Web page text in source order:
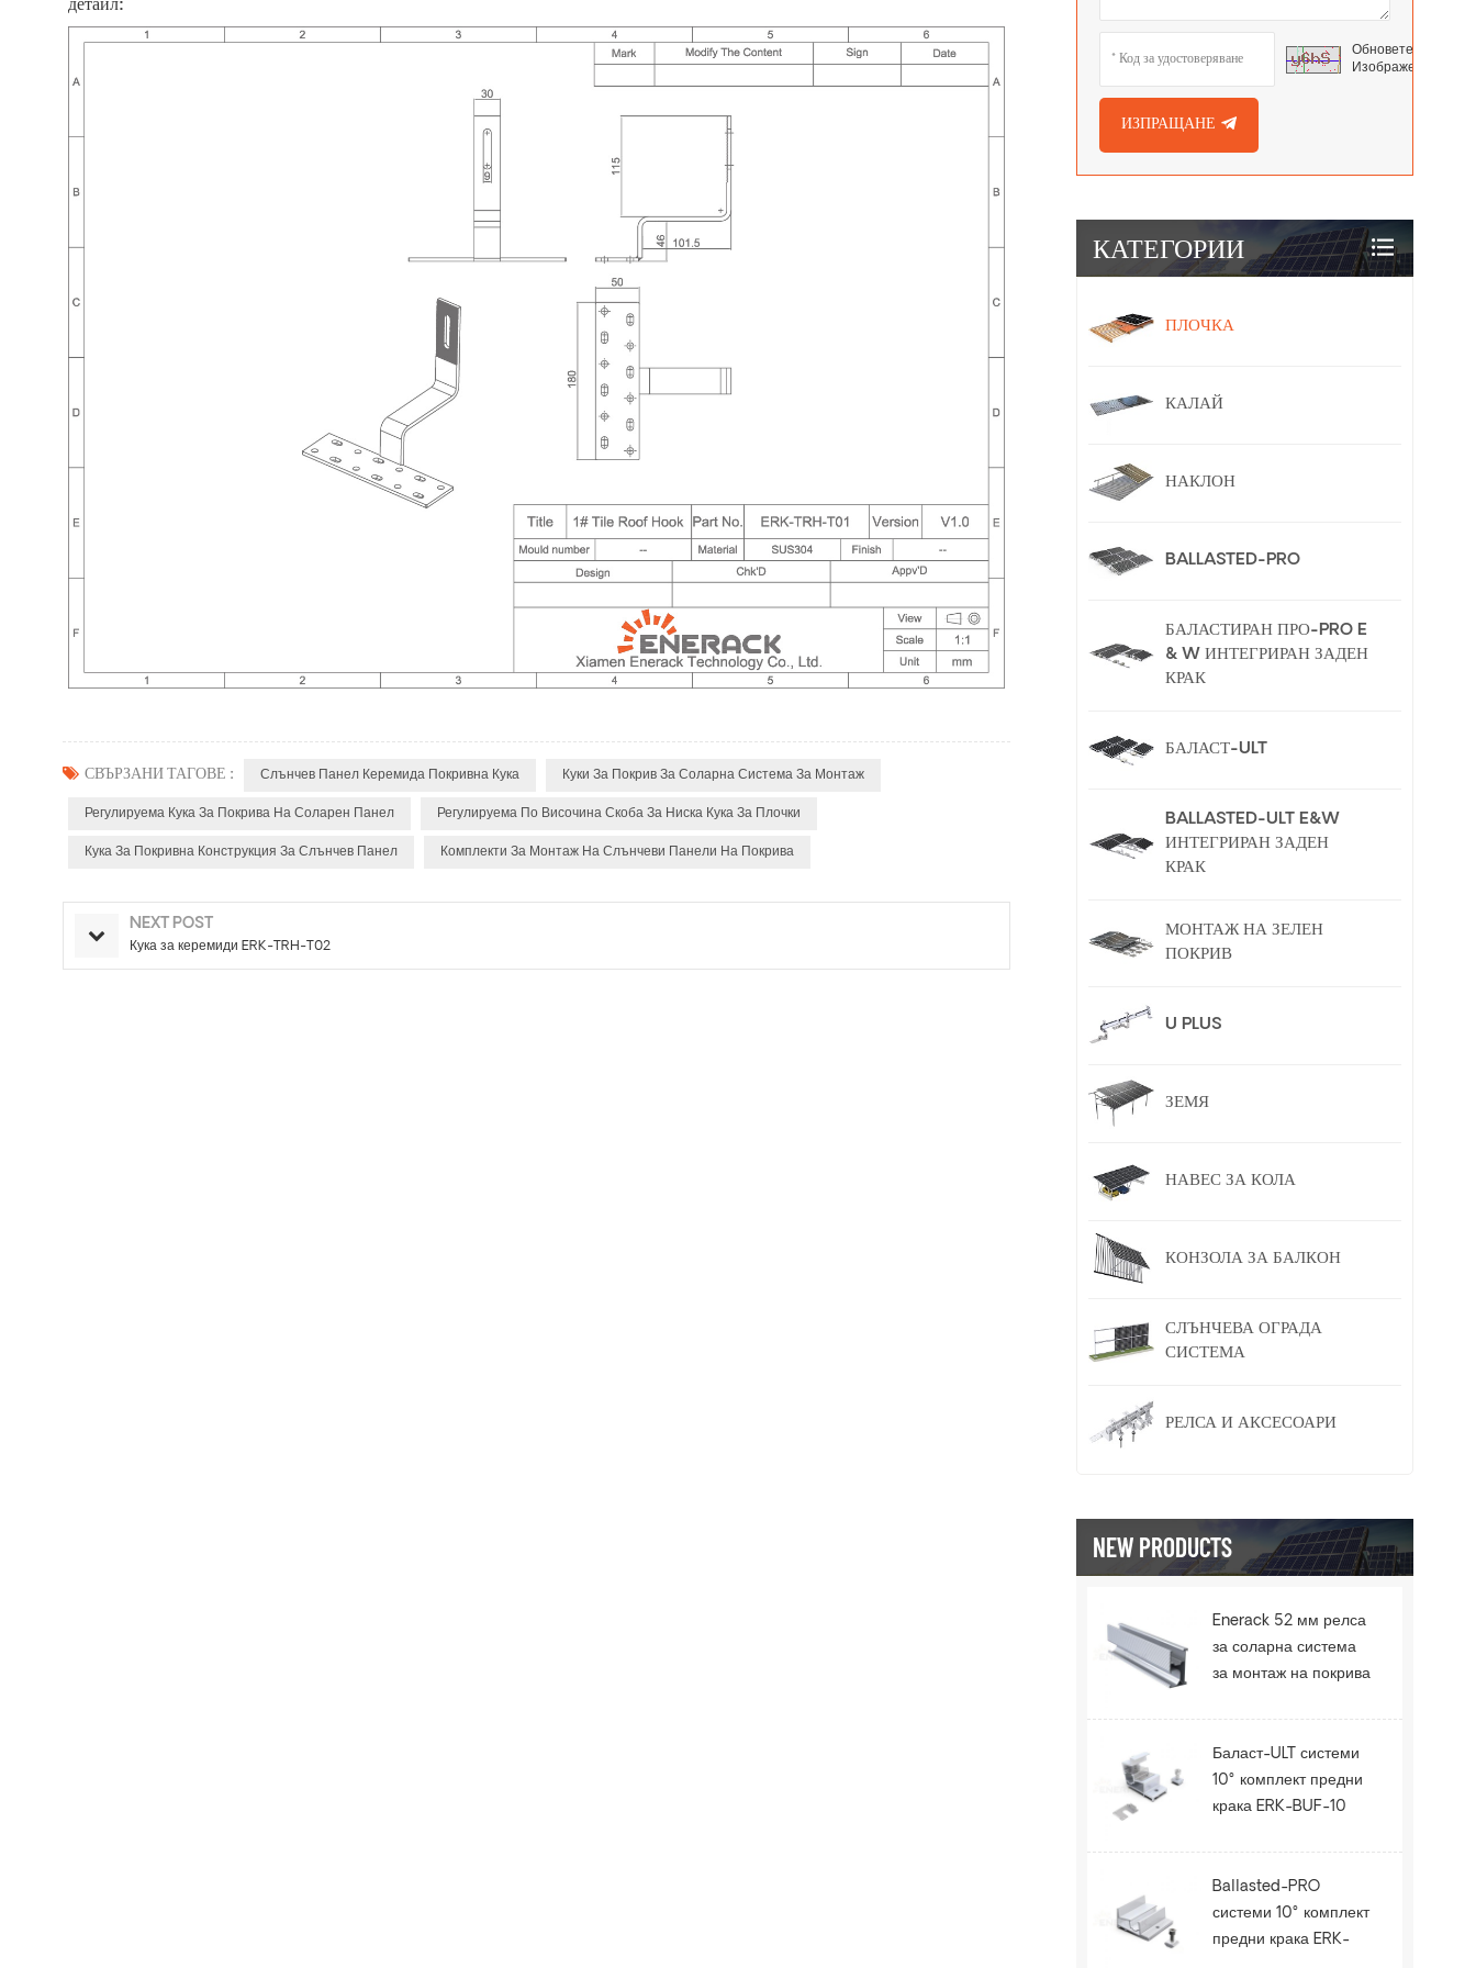
детайл:
СВЪРЗАНИ ТАГОВЕ : Слънчев Панел Керемида Покривна Кука Куки За Покрив За Соларна Система За Монтаж
Регулируема Кука За Покрива На Соларен Панел Регулируема По Височина Скоба За Ниска Кука За Плочки
Кука За Покривна Конструкция За Слънчев Панел Комплекти За Монтаж На Слънчеви Панели На Покрива
NEXT POST
Кука за керемиди ERK-TRH-T02
Обновете
Изображението
ИЗПРАЩАНЕ
КАТЕГОРИИ
ПЛОЧКА
КАЛАЙ
НАКЛОН
BALLASTED-PRO
БАЛАСТИРАН ПРО-PRO E
& W ИНТЕГРИРАН ЗАДЕН
КРАК
БАЛАСТ-ULT
BALLASTED-ULT E&W
ИНТЕГРИРАН ЗАДЕН
КРАК
МОНТАЖ НА ЗЕЛЕН
ПОКРИВ
U PLUS
ЗЕМЯ
НАВЕС ЗА КОЛА
КОНЗОЛА ЗА БАЛКОН
СЛЪНЧЕВА ОГРАДА
СИСТЕМА
РЕЛСА И АКСЕСОАРИ
NEW PRODUCTS
Enerack 52 мм релса
за соларна система
за монтаж на покрива
Баласт-ULT системи
10° комплект предни
крака ERK-BUF-10
Ballasted-PRO
системи 10° комплект
предни крака ERK-